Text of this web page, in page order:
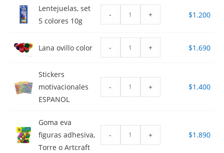
Lentejuelas, set
5 colores 10g
- + $1.200
Lana ovillo color - + $1.690
Stickers
motivacionales
ESPANOL
- + $1.400
Goma eva
figuras adhesiva,
Torre o Artcraft
- + $1.890